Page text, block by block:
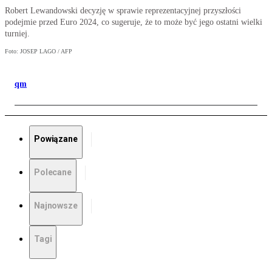
Robert Lewandowski decyzję w sprawie reprezentacyjnej przyszłości
podejmie przed Euro 2024, co sugeruje, że to może być jego ostatni wielki
turniej.
Foto: JOSEP LAGO / AFP
qm
Powiązane
Polecane
Najnowsze
Tagi